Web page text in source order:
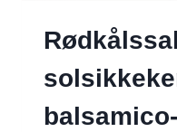
balsamico-